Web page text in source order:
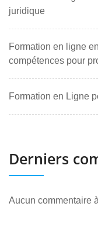
juridique
Formation en ligne
compétences pour
Formation en Ligne
Derniers
Aucun commentaire